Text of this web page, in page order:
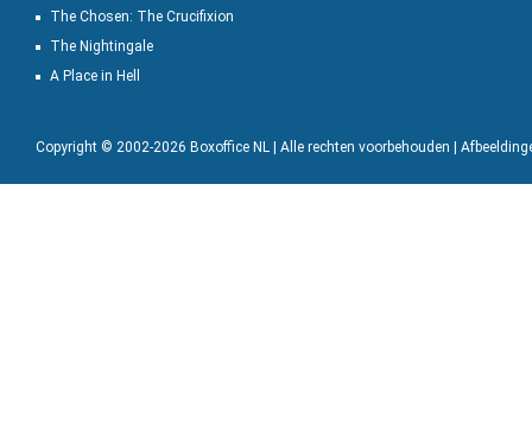
The Chosen: The Crucifixion
The Nightingale
A Place in Hell
Copyright © 2002-2026 Boxoffice NL | Alle rechten voorbehouden |